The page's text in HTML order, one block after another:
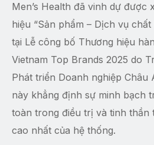
Men’s Health đã vinh dự được
hiệu “Sản phẩm – Dịch vụ
tại Lễ công bố Thương hiệu
Vietnam Top Brands 2025 do
Phát triển Doanh nghiệp Châu
này khẳng định sự minh bạch
toàn trong điều trị và tinh thần
cao nhất của hệ thống.